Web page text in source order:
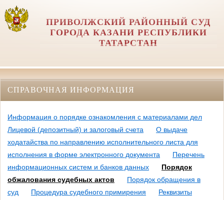
ПРИВОЛЖСКИЙ РАЙОННЫЙ СУД
ГОРОДА КАЗАНИ РЕСПУБЛИКИ
ТАТАРСТАН
СПРАВОЧНАЯ ИНФОРМАЦИЯ
Информация о порядке ознакомления с материалами дел
Лицевой (депозитный) и залоговый счета
О выдаче
ходатайства по направлению исполнительного листа для
исполнения в форме электронного документа
Перечень
информационных систем и банков данных
Порядок
обжалования судебных актов
Порядок обращения в
суд
Процедура судебного примирения
Реквизиты